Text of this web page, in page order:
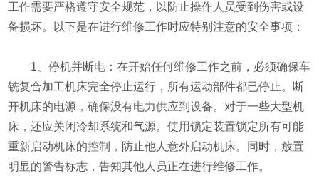
工作需要严格遵守安全规范，以防止操作人员受到伤害或设
备损坏。以下是在进行维修工作时应特别注意的安全事项：
1、停机并断电：在开始任何维修工作之前，必须确保车
铣复合加工机床完全停止运行，所有运动部件都已停止。断
开机床的电源，确保没有电力供应到设备。对于一些大型机
床，还应关闭冷却系统和气源。使用锁定装置锁定所有可能
重新启动机床的控制，防止他人意外启动机床。同时，放置
明显的警告标志，告知其他人员正在进行维修工作。